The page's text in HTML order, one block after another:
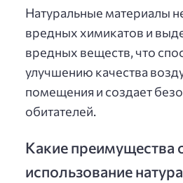
Натуральные материалы
вредных химикатов и
вредных веществ, что
улучшению качества
помещения и создает
обитателей.
Какие преимущества
использование